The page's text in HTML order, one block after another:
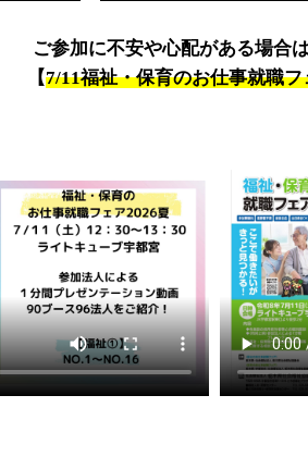
ご参加に不安や心配がある場合
【7/11福祉・保育のお仕事就職